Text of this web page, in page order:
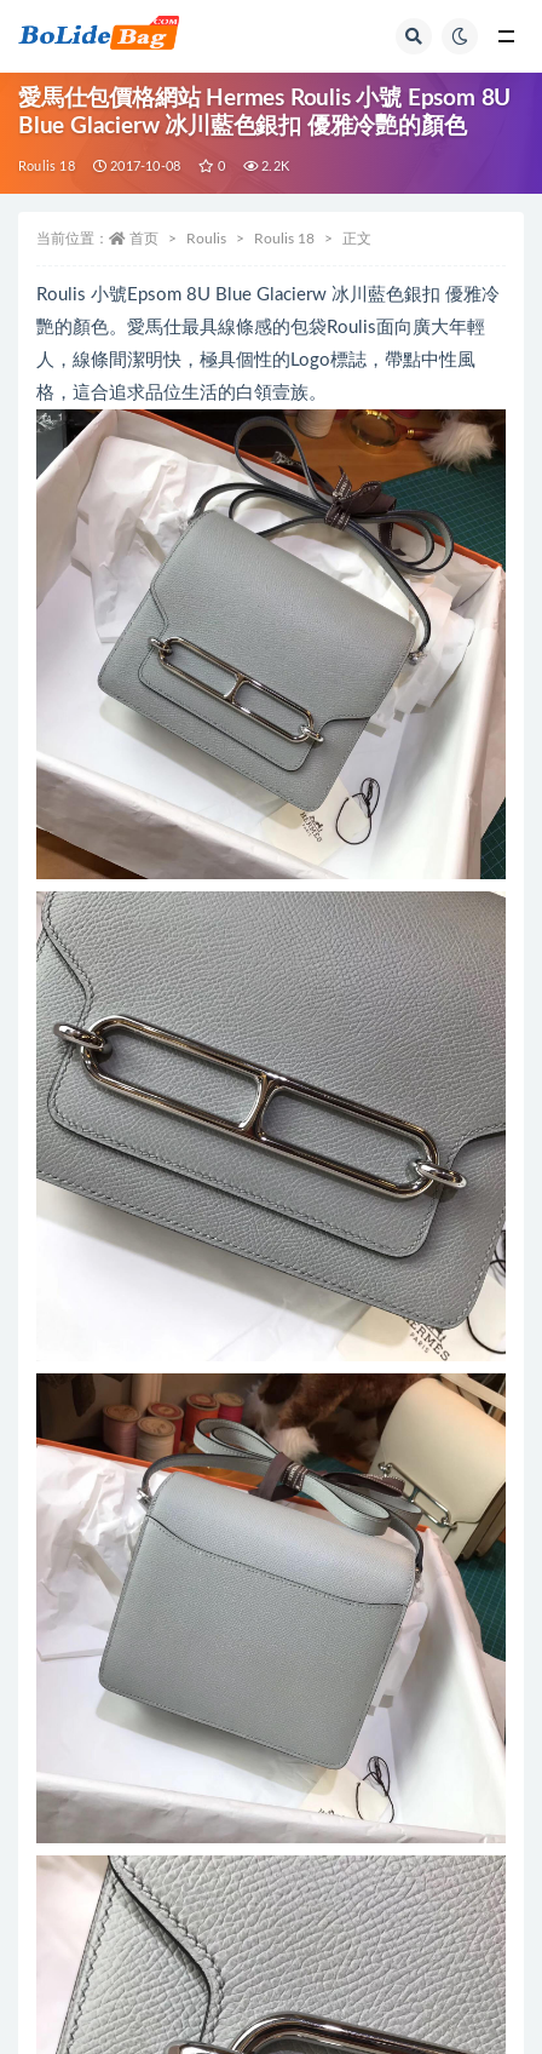
愛馬仕包價格網站 Hermes Roulis 小號 Epsom 8U
Blue Glacierw 冰川藍色銀扣 優雅冷艷的顏色
Roulis 18 2017-10-08 0 2.2K
当前位置： 首页 Roulis Roulis 18 正文
Roulis 小號Epsom 8U Blue Glacierw 冰川藍色銀扣 優雅冷
艷的顏色。愛馬仕最具線條感的包袋Roulis面向廣大年輕
人，線條間潔明快，極具個性的Logo標誌，帶點中性風
格，這合追求品位生活的白領壹族。